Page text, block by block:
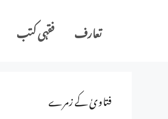
تعارف فقہی کتب
فتاویٰ کے زمرے